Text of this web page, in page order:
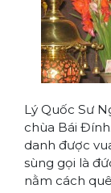
Lý Quốc Sư
chùa Bái
danh được
sùng gọi là
nằm cách